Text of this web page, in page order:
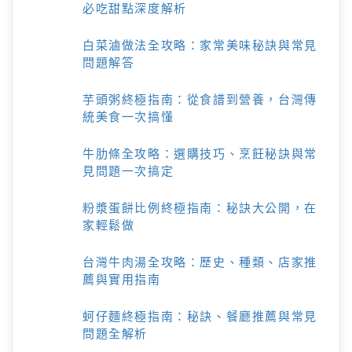
必吃甜點深度解析
白菜滷做法全攻略：家常美味秘訣與常見
問題解答
芋頭粥終極指南：從食譜到營養，台灣傳
統美食一次搞懂
牛肋條全攻略：選購技巧、烹飪秘訣與常
見問題一次搞定
粉漿蛋餅比例終極指南：秘訣大公開，在
家輕鬆做
台灣牛肉湯全攻略：歷史、種類、店家推
薦與實用指南
蚵仔麵終極指南：秘訣、餐廳推薦與常見
問題全解析